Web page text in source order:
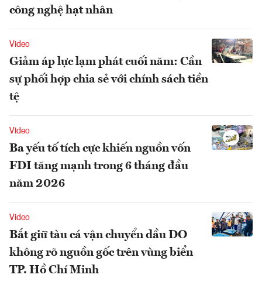
công nghệ hạt nhân
Video
Giảm áp lực lạm phát cuối năm: Cần
sự phối hợp chia sẻ với chính sách tiền
tệ
Video
Ba yếu tố tích cực khiến nguồn vốn
FDI tăng mạnh trong 6 tháng đầu
năm 2026
Video
Bắt giữ tàu cá vận chuyển dầu DO
không rõ nguồn gốc trên vùng biển
TP. Hồ Chí Minh